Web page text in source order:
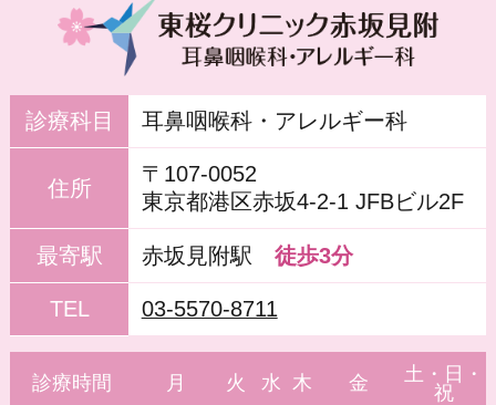
診療科目 耳鼻咽喉科・アレルギー科
住所
〒107-0052
東京都港区赤坂4-2-1 JFBビル2F
最寄駅 赤坂見附駅 徒歩3分
TEL 03-5570-8711
診療時間 月 火 水 木 金
土・日・
祝